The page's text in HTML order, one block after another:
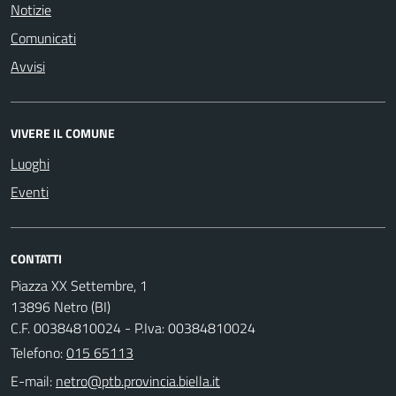
Notizie
Comunicati
Avvisi
VIVERE IL COMUNE
Luoghi
Eventi
CONTATTI
Piazza XX Settembre, 1
13896 Netro (BI)
C.F. 00384810024 - P.Iva: 00384810024
Telefono:015 65113
E-mail: